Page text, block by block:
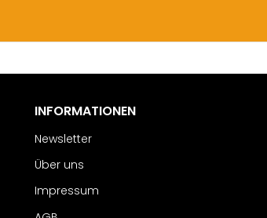
INFORMATIONEN
Newsletter
Über uns
Impressum